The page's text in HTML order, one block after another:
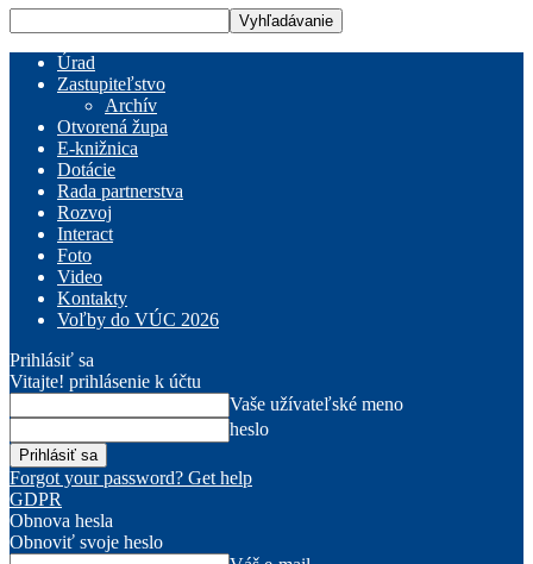
Úrad
Zastupiteľstvo
Archív
Otvorená župa
E-knižnica
Dotácie
Rada partnerstva
Rozvoj
Interact
Foto
Video
Kontakty
Voľby do VÚC 2026
Prihlásiť sa
Vitajte! prihlásenie k účtu
Vaše užívateľské meno
heslo
Forgot your password? Get help
GDPR
Obnova hesla
Obnoviť svoje heslo